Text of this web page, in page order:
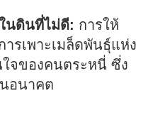
นดินที่ไม่ดี: การให้
ารเพาะเมล็ดพันธุ์แห่ง
ใจของคนตระหนี่ ซึ่ง
อนาคต